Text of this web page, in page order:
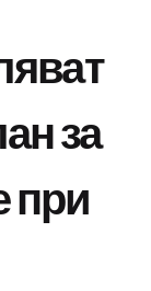
за
при